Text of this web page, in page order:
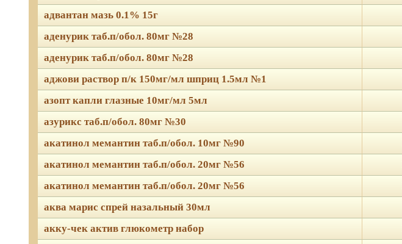
адвантан мазь 0.1% 15г
аденурик таб.п/обол. 80мг №28
аденурик таб.п/обол. 80мг №28
аджови раствор п/к 150мг/мл шприц 1.5мл №1
азопт капли глазные 10мг/мл 5мл
азурикс таб.п/обол. 80мг №30
акатинол мемантин таб.п/обол. 10мг №90
акатинол мемантин таб.п/обол. 20мг №56
акатинол мемантин таб.п/обол. 20мг №56
аква марис спрей назальный 30мл
акку-чек актив глюкометр набор